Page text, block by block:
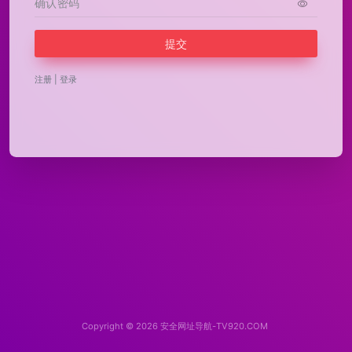
注册 登录
Copyright © 2026 安全网址导航-TV920.COM